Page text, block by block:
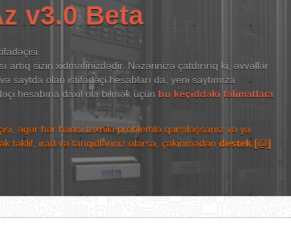
v3.0 Beta
artıq sizin xidmətinizdədir. Nəzərinizə çatdırırıq ki, əvvəllər
saytda olan istifadəçi hesabları da, yeni saytımıza
hesabına daxil ola bilmək üçün bu keçiddəki təlimatlara
əgər hər hansı texniki problemlə qarşılaşsanız və ya
təklif, irad və tənqidləriniz olarsa, çəkinmədən destek [@]